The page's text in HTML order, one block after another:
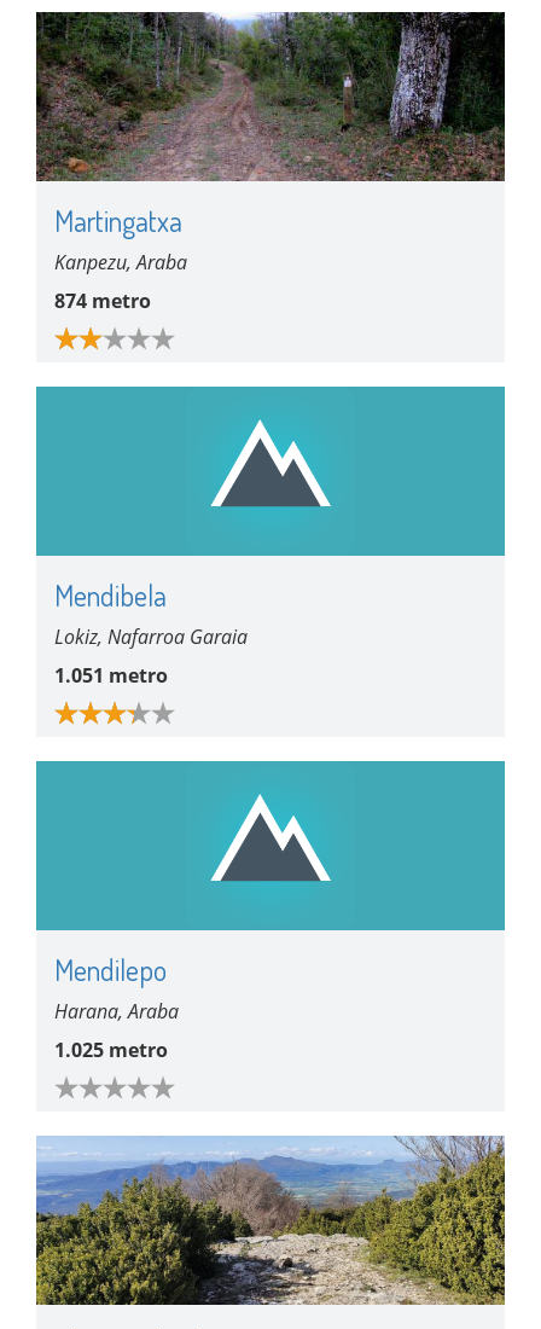
Martingatxa
Kanpezu, Araba
874 metro
Mendibela
Lokiz, Nafarroa Garaia
1.051 metro
Mendilepo
Harana, Araba
1.025 metro